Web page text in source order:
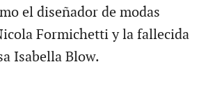
el diseñador de modas
Formichetti y la fallecida
Isabella Blow.